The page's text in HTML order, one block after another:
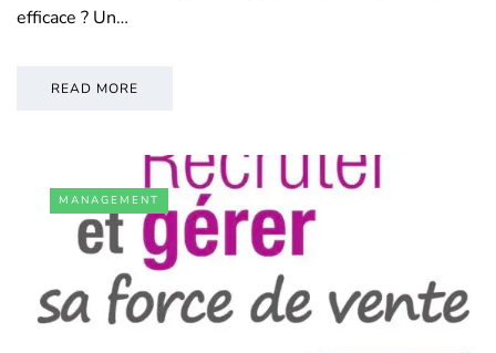
efficace ? Un…
READ MORE
MANAGEMENT